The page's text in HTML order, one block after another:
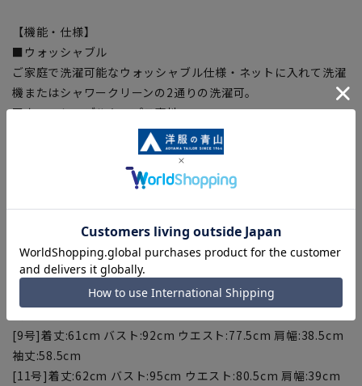
【機能・仕様】
■ウォッシャブル
ご家庭で洗濯可能なウォッシャブル仕様・ネットに入れて洗濯
機またはシャワークリーンの2通りの洗濯可。
■ウォッシャブルキュプラ裏地
袖裏に使用/吸放湿性が高く、しっとりとした肌触りで袖通し
がよく静電気が起きにくい。
動きやすく、窮屈感の無いストレッチ生地を使用。
【サイズスペック】
[5号]着丈:59cm バスト:86cm ウエスト:71.5cm 肩幅:37.5cm
袖丈:57.5cm
[7号]着丈:60cm バスト:89cm ウエスト:74.5cm 肩幅:38cm 袖
[9号]着丈:61cm バスト:92cm ウエスト:77.5cm 肩幅:38.5cm
袖丈:58.5cm
[11号]着丈:62cm バスト:95cm ウエスト:80.5cm 肩幅:39cm